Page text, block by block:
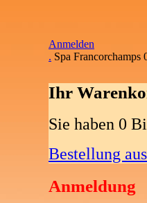
Anmelden
. Spa Francorchamps
Ihr
Sie haben 0
Bestellung
Anmeldung